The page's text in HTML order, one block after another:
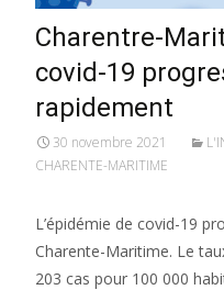
Charentre-
covid-19
rapidement
30 novembre 2021
CHARENTE-MARITIME
L’épidémie de covid-19
Charente-Maritime. Le
203 cas pour 100 000